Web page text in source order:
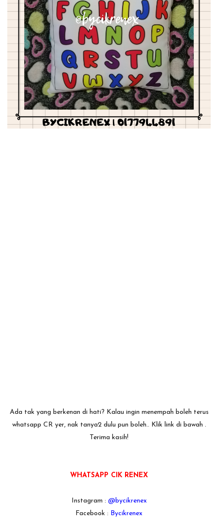
Ada tak yang berkenan di hati? Kalau ingin menempah boleh terus
whatsapp CR yer, nak tanya2 dulu pun boleh.. Klik link di bawah .
Terima kasih!
WHATSAPP CIK RENEX
Instagram : @bycikrenex
Facebook : Bycikrenex